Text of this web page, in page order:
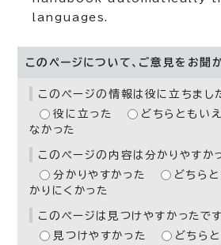
languages.
このページについて、ご意見をお聞
このページの情報は役に立ちまし
役に立った
どちらともい
なかった
このページの内容は分かりやすか
分かりやすかった
どちら
かりにくかった
このページは見つけやすかったです
見つけやすかった
どちら